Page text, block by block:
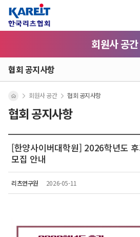
회원사 공간
협회 공지사항
협회 공지사항
회원사 공간 협회 공지사항
[한양사이버대학원] 2026학년도
모집 안내
리츠연구원 2026-05-11